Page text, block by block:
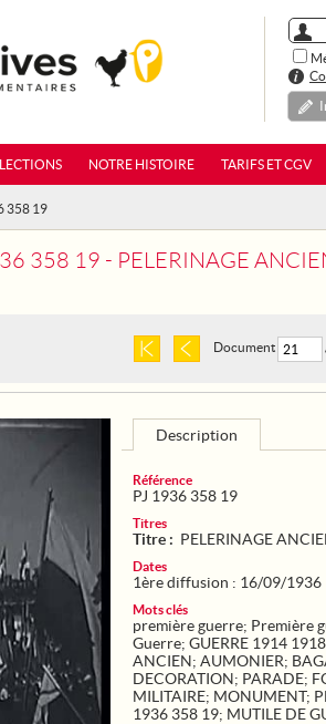
NOTRE HISTOIRE TARIFS ET CGV
358 19
358 19 - PELERINAGE
Document
Description
Référence
PJ 1936 358 19
Titres
Titre : PELERINAGE
Dates
1ère diffusion : 16/09/1936
Mots clés
première guerre; Première
Guerre; GUERRE 1914 1918
ANCIEN; AUMONIER;
DECORATION; PARADE;
MILITAIRE; MONUMENT;
1936 358 19; MUTILE DE